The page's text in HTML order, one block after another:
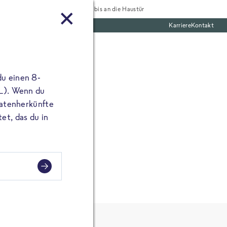
Tiefgekühlt bis an die Haustür
KarriereKontakt
Boxen
E-Mail Adresse
erscheint
einen 8-
Wenn du
das du in